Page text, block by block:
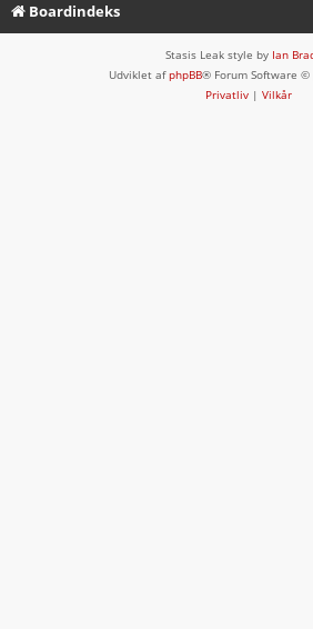
Boardindeks
Stasis Leak style by Ian
Udviklet afphpBB® Forum Software ©
Privatliv | Vilkår